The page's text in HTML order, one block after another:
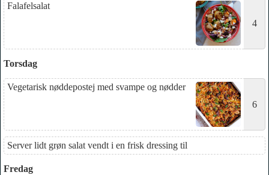
Falafelsalat
4
Torsdag
Vegetarisk nøddepostej med svampe og nødder
6
Server lidt grøn salat vendt i en frisk dressing til
Fredag